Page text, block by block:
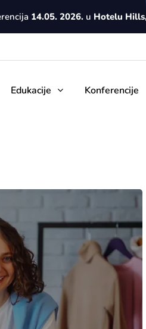
14.05. 2026.u Hotelu
Edukacije Konferencije